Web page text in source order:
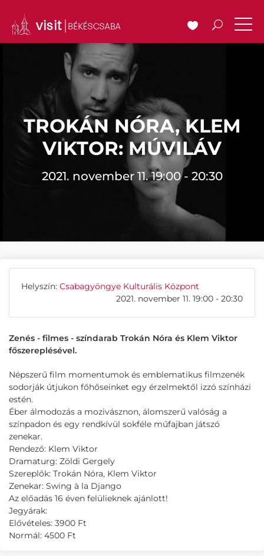
TROKÁN NÓRA, KLEM
VIKTOR: MÚVILÁV
2021. november 11. 19:00 - 20:30
Helyszín: Csabagyöngye Kulturális Központ
2021. november 11. 19:00 - 20:30
Zenés - filmes - színdarab Trokán Nóra és Klem Viktor
főszereplésével.
Népszerű film momentumok és emblematikus filmzenék
sodorják útjukon főhőseinket egy érzelmektől izzó színházi
estén.
Éber álmodozás a mozivásznon, álomszerű valóság a
színpadon és egy rendkívül sokféle műfajban játszó
zenekar.
Rendező: Klem Viktor
Dramaturg: Zöldi Gergely
Szereplők: Trokán Nóra, Klem Viktor
Zenekar: Swing à la Django
Az előadás 16 éven felülieknek ajánlott!
Jegyárak:
Elővételes: 3900 Ft
Normál: 4500 Ft